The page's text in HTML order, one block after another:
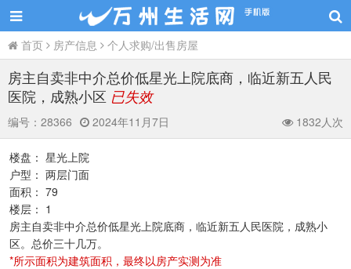
首页 房产信息 个人求购/出售房屋
房主自卖非中介总价低星光上院底商，临近新五人民
医院，成熟小区 已失效
编号： 28366 2024年11月7日 1832人次
楼盘： 星光上院
户型： 两层门面
面积： 79
楼层： 1
房主自卖非中介总价低星光上院底商，临近新五人民医院，成熟小
区。总价三十几万。
*所示面积为建筑面积，最终以房产实测为准